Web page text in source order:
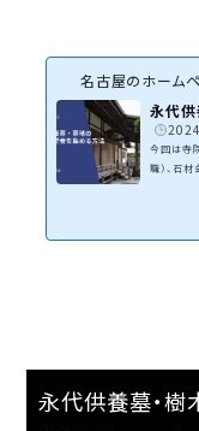
名古屋のホーム
永代
今回は寺
職）、石
画の納骨
永代供養墓・樹